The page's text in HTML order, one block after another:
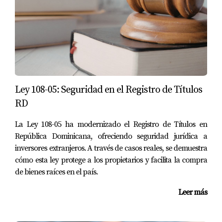
Además, los inversores extranjeros pueden beneficiarse
de un régimen fiscal favorable que les permite disfrutar
de tasas impositivas más bajas y simplificaciones
administrativas. Es importante destacar que estos
beneficios no solo aplican a nuevos desarrollos, sino
también a propiedades existentes que se utilicen para
fines turísticos. Para maximizar estas exenciones fiscales,
que conozca bien las leyes locales y pueda guiar a los
inversores a través del proceso. Esto no solo asegurará
que se aprovechen al máximo las exenciones disponibles,
sino que también ayudará a evitar problemas legales
Ley 108-05: Seguridad en el Registro de Títulos
RD
La Ley 108-05 ha modernizado el Registro de Títulos en
República Dominicana, ofreciendo seguridad jurídica a
inversores extranjeros. A través de casos reales, se demuestra
cómo esta ley protege a los propietarios y facilita la compra
de bienes raíces en el país.
Leer más